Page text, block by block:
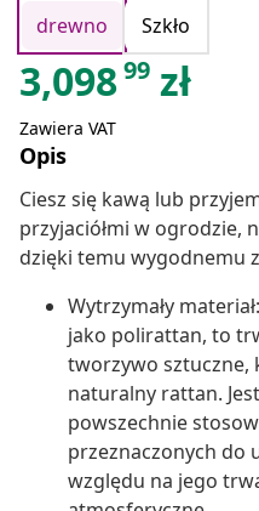
drewno
Szkło
3,09899 zł
Zawiera VAT
Opis
Ciesz się kawą lub
przyjaciółmi w ogrodzie,
dzięki temu wygodnemu
Wytrzymały
jako polirattan, to
tworzywo sztuczne,
naturalny rattan.
powszechnie
przeznaczonych do
względu na jego